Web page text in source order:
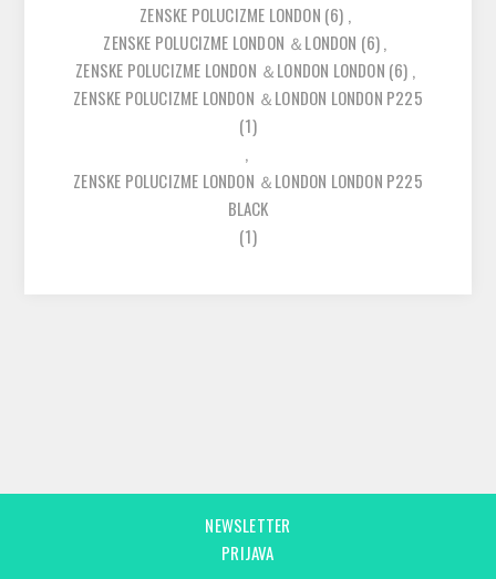
ZENSKE POLUCIZME LONDON (6) ,
ZENSKE POLUCIZME LONDON ＆LONDON (6),
ZENSKE POLUCIZME LONDON ＆LONDON LONDON (6) ,
ZENSKE POLUCIZME LONDON ＆LONDON LONDON P225
(1)
,
ZENSKE POLUCIZME LONDON ＆LONDON LONDON P225
BLACK
(1)
NEWSLETTER
PRIJAVA